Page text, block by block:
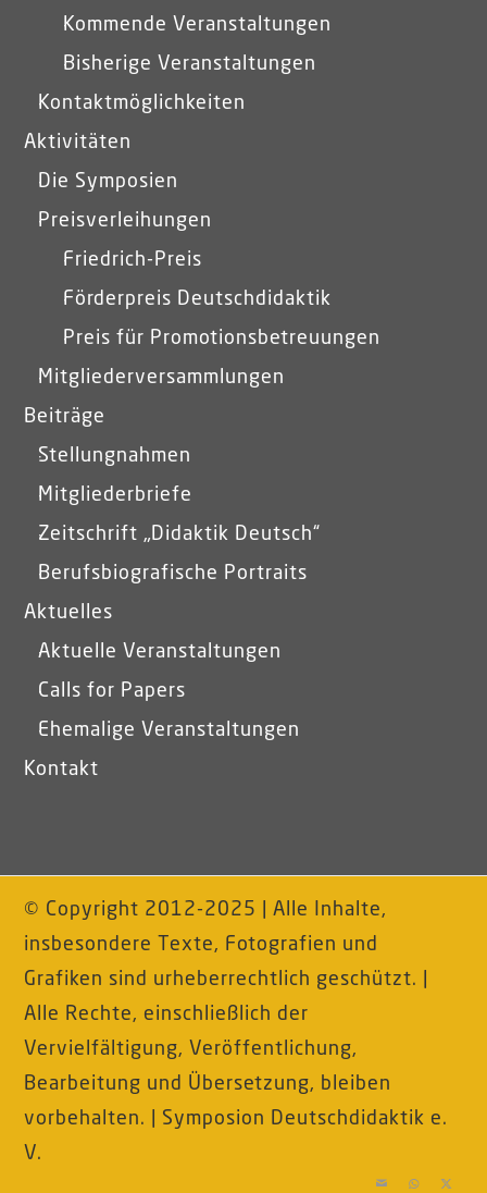
Kommende Veranstaltungen
Bisherige Veranstaltungen
Kontaktmöglichkeiten
Aktivitäten
Die Symposien
Preisverleihungen
Friedrich-Preis
Förderpreis Deutschdidaktik
Preis für Promotionsbetreuungen
Mitgliederversammlungen
Beiträge
Stellungnahmen
Mitgliederbriefe
Zeitschrift „Didaktik Deutsch“
Berufsbiografische Portraits
Aktuelles
Aktuelle Veranstaltungen
Calls for Papers
Ehemalige Veranstaltungen
Kontakt
© Copyright 2012-2025 | Alle Inhalte,
insbesondere Texte, Fotografien und
Grafiken sind urheberrechtlich geschützt. |
Alle Rechte, einschließlich der
Vervielfältigung, Veröffentlichung,
Bearbeitung und Übersetzung, bleiben
vorbehalten. | Symposion Deutschdidaktik e.
V.